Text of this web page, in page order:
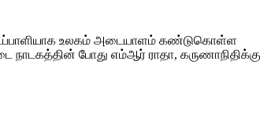
உலகம் அடையாளம் கண்டுகொள்ள
நாடகத்தின் போது எம்ஆர் ராதா, கருணாநிதிக்கு